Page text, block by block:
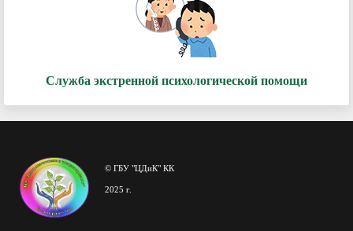
Служба экстренной психологической помощи
© ГБУ "ЦДиК" КК
2025 г.